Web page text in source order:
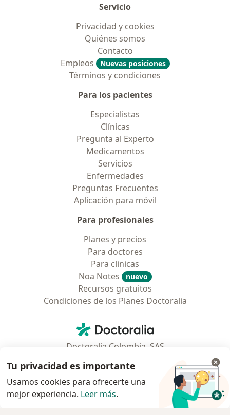
Servicio
Privacidad y cookies
Quiénes somos
Contacto
Empleos
Nuevas posiciones
Términos y condiciones
Para los pacientes
Especialistas
Clínicas
Pregunta al Experto
Medicamentos
Servicios
Enfermedades
Preguntas Frecuentes
Aplicación para móvil
Para profesionales
Planes y precios
Para doctores
Para clinicas
Noa Notes
nuevo
Recursos gratuitos
Condiciones de los Planes Doctoralia
Doctoralia - Página de inicio
Doctoralia Colombia, SAS
Municipio: Bogotá D.C., Colombia
Tu privacidad es importante
Usamos cookies para ofrecerte una
mejor experiencia. Leer más.